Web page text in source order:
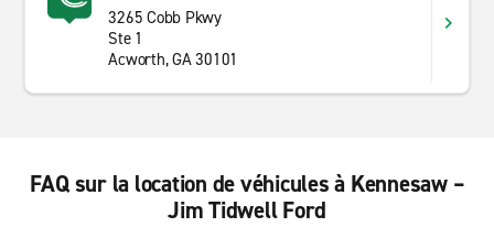
3265 Cobb Pkwy
Ste 1
Acworth, GA 30101
FAQ sur la location de véhicules à Kennesaw –
Jim Tidwell Ford